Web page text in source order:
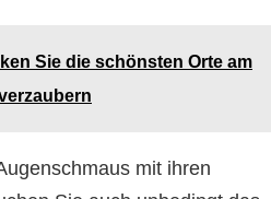
Sie die schönsten Orte am
mit ihren